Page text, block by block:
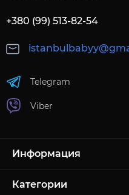
+380 (99) 513-82-54
Telegram
Viber
Информация
Категории